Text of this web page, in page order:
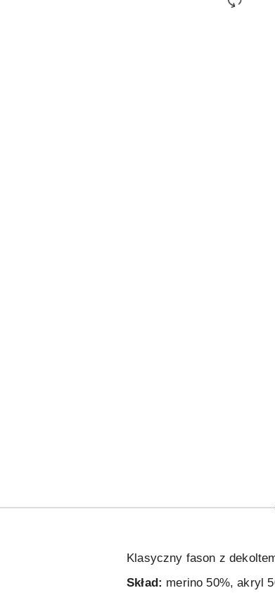
Klasyczny fason z
Skład: merino 50%, akryl